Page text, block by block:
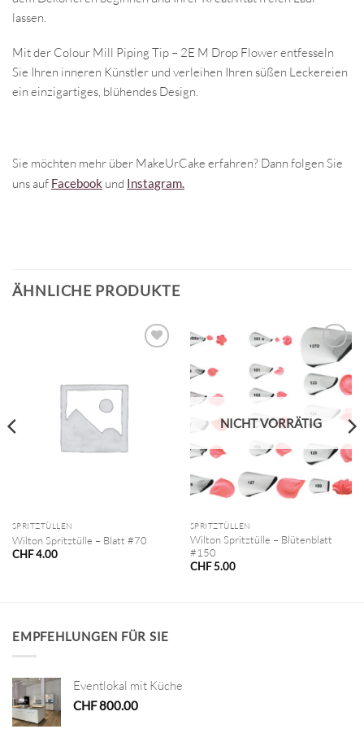
lassen.
Mit der Colour Mill Piping Tip – 2E M Drop Flower entfesseln
Sie Ihren inneren Künstler und verleihen Ihren süßen Leckereien
ein einzigartiges, blühendes Design.
Sie möchten mehr über MakeUrCake erfahren? Dann folgen Sie
uns auf Facebook und Instagram.
ÄHNLICHE PRODUKTE
SPRITZTÜLLEN
Wilton Spritztülle – Blatt #70
CHF4.00
NICHT VORRÄTIG
SPRITZTÜLLEN
Wilton Spritztülle – Blütenblatt
#150
CHF5.00
EMPFEHLUNGEN FÜR SIE
Eventlokal mit Küche
CHF800.00